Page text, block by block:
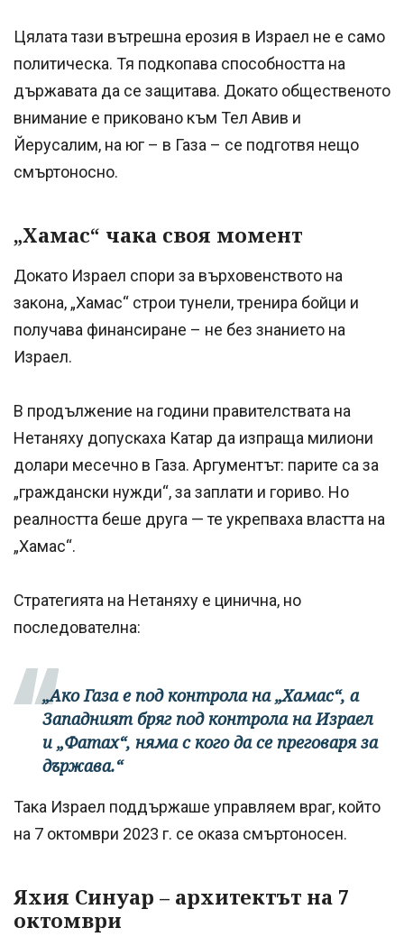
Цялата тази вътрешна ерозия в Израел не е само
политическа. Тя подкопава способността на
държавата да се защитава. Докато общественото
внимание е приковано към Тел Авив и
Йерусалим, на юг – в Газа – се подготвя нещо
смъртоносно.
„Хамас“ чака своя момент
Докато Израел спори за върховенството на
закона, „Хамас“ строи тунели, тренира бойци и
получава финансиране – не без знанието на
Израел.
В продължение на години правителствата на
Нетаняху допускаха Катар да изпраща милиони
долари месечно в Газа. Аргументът: парите са за
„граждански нужди“, за заплати и гориво. Но
реалността беше друга — те укрепваха властта на
„Хамас“.
Стратегията на Нетаняху е цинична, но
последователна:
„Ако Газа е под контрола на „Хамас“, а
Западният бряг под контрола на Израел
и „Фатах“, няма с кого да се преговаря за
държава.“
Така Израел поддържаше управляем враг, който
на 7 октомври 2023 г. се оказа смъртоносен.
Яхия Синуар – архитектът на 7
октомври